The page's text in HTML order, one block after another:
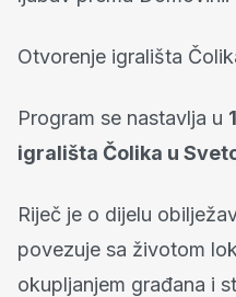
Otvorenje igrališta
Program se nastavlja u
igrališta Čolika u
Riječ je o dijelu
povezuje sa životom
okupljanjem građana i